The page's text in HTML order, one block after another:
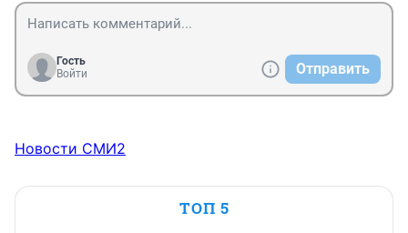
Гость
Войти
Отправить
Новости СМИ2
ТОП 5